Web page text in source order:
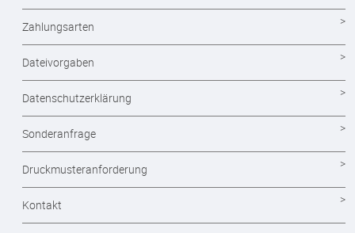
Briefpapier
Briefumschläge
Visitenkarten drucken
Eintrittskarten
Flyer
Layout und Grafikdesign
Zahlungsarten
Dateivorgaben
Datenschutzerklärung
Sonderanfrage
Druckmusteranforderung
Kontakt